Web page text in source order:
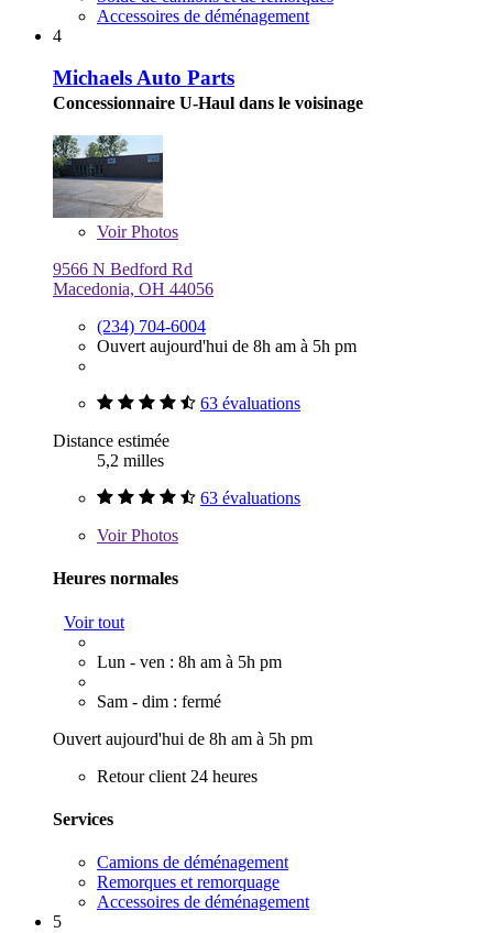
Accessoires de déménagement
4
Michaels Auto Parts
Concessionnaire U-Haul dans le voisinage
VoirPhotos
9566 N Bedford Rd
Macedonia, OH 44056
(234) 704-6004
Ouvert aujourd'hui de 8h am à 5h pm
63 évaluations
Distance estimée
5,2 milles
63 évaluations
VoirPhotos
Heures normales
Voir tout
Lun - ven : 8h am à 5h pm
Sam - dim : fermé
Ouvert aujourd'hui de 8h am à 5h pm
Retour client 24 heures
Services
Camions de déménagement
Remorques et remorquage
Accessoires de déménagement
5